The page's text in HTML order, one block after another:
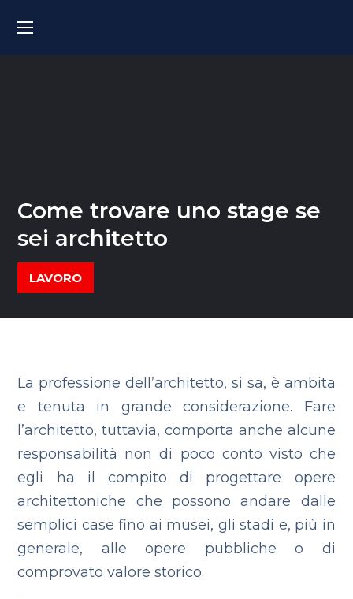
Come trovare uno stage se
sei architetto
LAVORO
La professione dell’architetto, si sa, è ambita
e tenuta in grande considerazione. Fare
l’architetto, tuttavia, comporta anche alcune
responsabilità non di poco conto visto che
egli ha il compito di progettare opere
architettoniche che possono andare dalle
semplici case fino ai musei, gli stadi e, più in
generale, alle opere pubbliche o di
comprovato valore storico.